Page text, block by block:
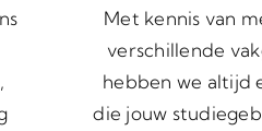
Met kennis van
verschillende
hebben we altijd
die jouw